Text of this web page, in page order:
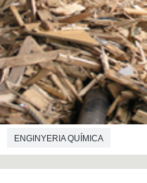
ENGINYERIA QUÍMICA